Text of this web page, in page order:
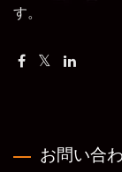
す。
お問い合